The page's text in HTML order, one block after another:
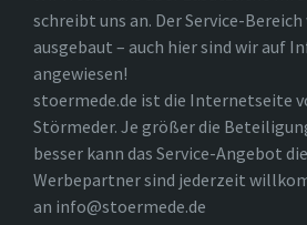
schreibt uns an. Der Service-
ausgebaut – auch hier sind wir auf
angewiesen!
stoermede.de ist die Internetseite
Störmeder. Je größer die
besser kann das Service-Angebot
Werbepartner sind jederzeit
an info@stoermede.de